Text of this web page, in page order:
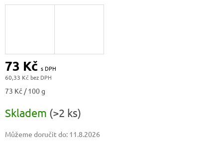
73 Kč
60,33 Kč
Měrná
73 Kč / 100 g
Skladem (>2 ks)
Můžeme doručit do: 11.8.2026